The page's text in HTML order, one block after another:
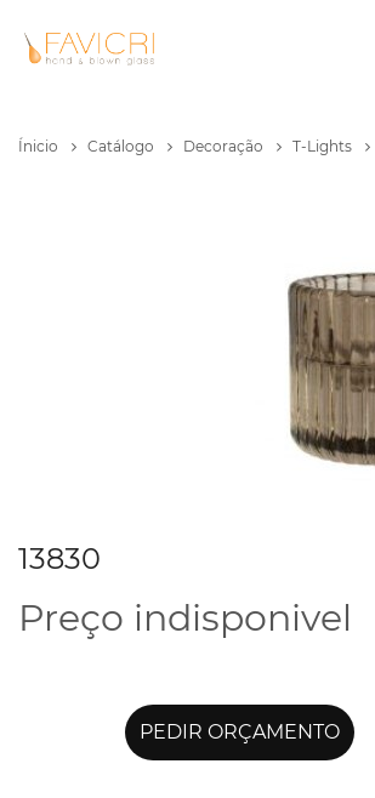
Ínicio Catálogo Decoração T-Lights
13830
Preço indisponivel
PEDIR ORÇAMENTO